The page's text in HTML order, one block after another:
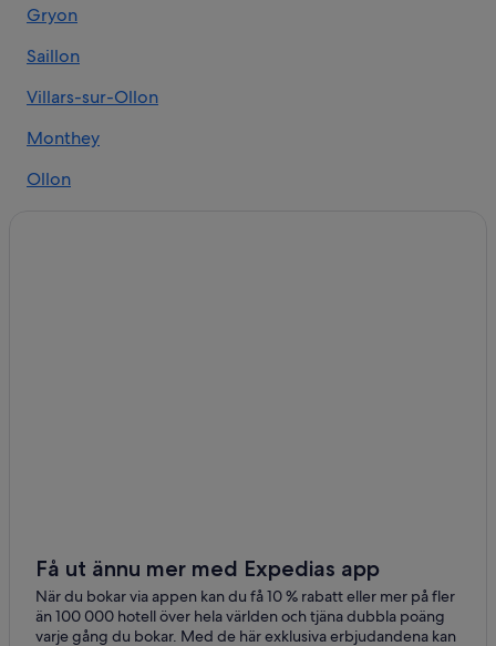
Gryon
Saillon
Villars-sur-Ollon
Monthey
Ollon
Få ut ännu mer med Expedias app
När du bokar via appen kan du få 10 % rabatt eller mer på fler
än 100 000 hotell över hela världen och tjäna dubbla poäng
varje gång du bokar. Med de här exklusiva erbjudandena kan